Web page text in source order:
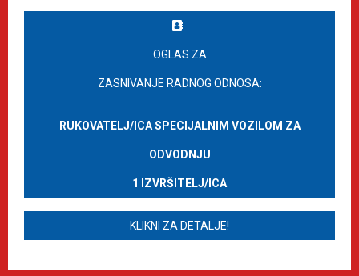
OGLAS ZA
ZASNIVANJE RADNOG ODNOSA:
RUKOVATELJ/ICA SPECIJALNIM VOZILOM ZA
ODVODNJU
1 IZVRŠITELJ/ICA
KLIKNI ZA DETALJE!